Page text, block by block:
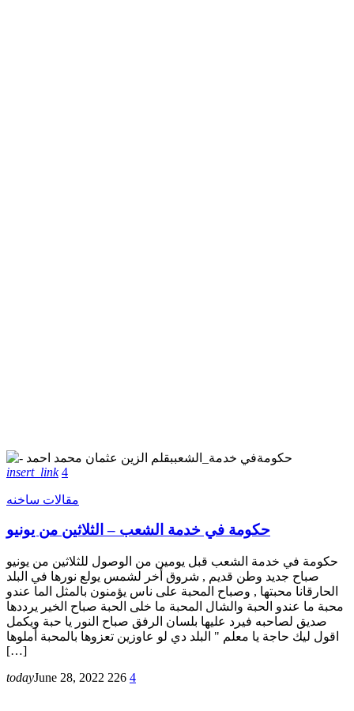
insert_link 4
مقالات ساخنه
حكومة في خدمة الشعب – الثلاثين من يونيو
حكومة في خدمة الشعب قبل يومين من الوصول للثلاثين من يونيو
صباح جديد وطن قديم , شروق أخر لشمس يولع نورها في البلد
الحارقانا محبتها , وصباح المحبة على ناس يؤمنون بالمثل الما عندو
محبة ما عندو الحبة والشال المحبة ما خلى الحبة صباح الخير يرددها
صديق لصاحبه فيرد عليها بلسان الرفق صباح النور يا حبة ويكمل
اقول ليك حاجة يا معلم " البلد دي لو عاوزين تعزوها بالمحبة أملوها
[…]
todayJune 28, 2022 226 4